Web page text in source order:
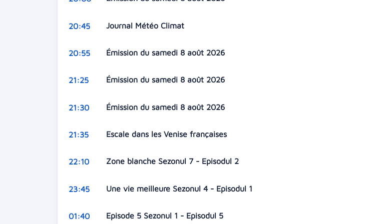
20:45 Journal Météo Climat
20:55 Émission du samedi 8 août 2026
21:25 Émission du samedi 8 août 2026
21:30 Émission du samedi 8 août 2026
21:35 Escale dans les Venise françaises
22:10 Zone blanche Sezonul 7 - Episodul 2
23:45 Une vie meilleure Sezonul 4 - Episodul 1
01:40 Episode 5 Sezonul 1 - Episodul 5